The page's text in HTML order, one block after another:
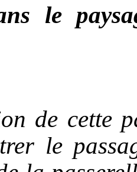
le
de cette
le